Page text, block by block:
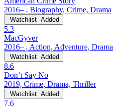
2016– , Biography, Crime, Drama
Watchlist Added
5.3
MacGyver
2016– , Action, Adventure, Drama
Watchlist Added
8.6
Don’t Say No
2019, Crime, Drama, Thriller
Watchlist Added
7.6